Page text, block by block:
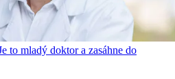
to mladý doktor a zasáhne do